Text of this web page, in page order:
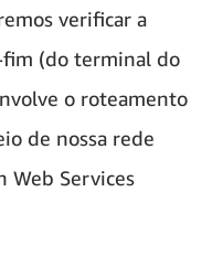
verificar a
fim (do terminal do
o roteamento
de nossa rede
Web Services